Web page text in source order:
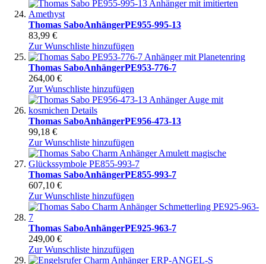
Thomas SaboAnhängerPE955-995-13
83,99 €
Zur Wunschliste hinzufügen
Thomas SaboAnhängerPE953-776-7
264,00 €
Zur Wunschliste hinzufügen
Thomas SaboAnhängerPE956-473-13
99,18 €
Zur Wunschliste hinzufügen
Thomas SaboAnhängerPE855-993-7
607,10 €
Zur Wunschliste hinzufügen
Thomas SaboAnhängerPE925-963-7
249,00 €
Zur Wunschliste hinzufügen